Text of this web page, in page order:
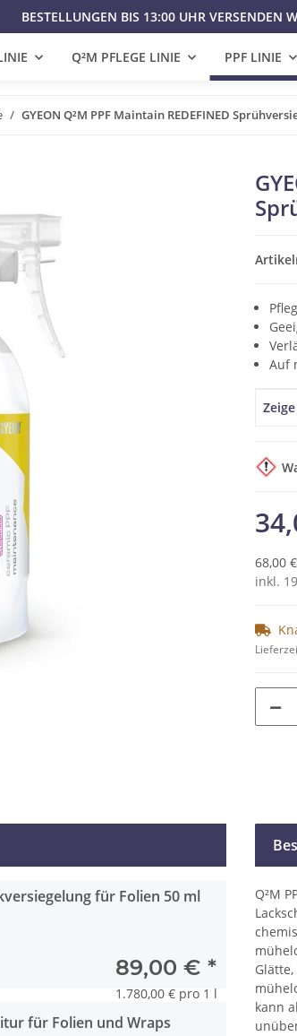
BESTELLUNGEN BIS 13:00 UHR VERSENDEN
Q²M PFLEGE LINIE PPF LINIE
GYEON Q²M PPF Maintain REDEFINED
Auf
Wert
68,00
inkl.
Q²M
kann
für Folien 50 ml
89,00 € *
1.780,00 € pro 1 l
für Folien und Wraps